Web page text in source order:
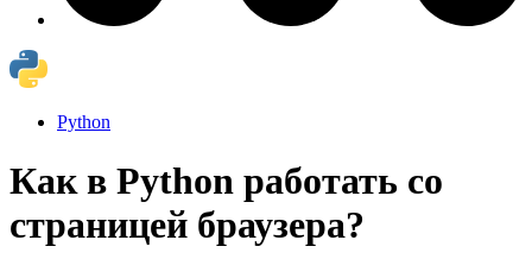
Python
Как в Python работать со
страницей браузера?